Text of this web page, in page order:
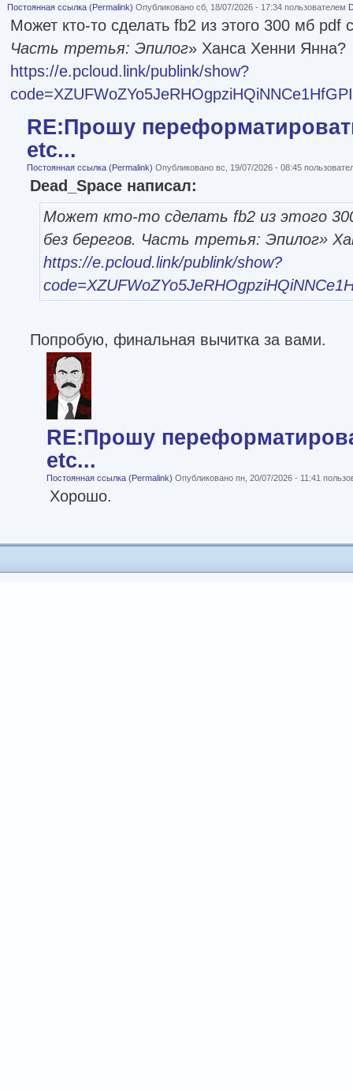
Постоянная ссылка (Permalink) Опубликовано сб, 18/07/2026 - 17:34 пользователем
Может кто-то сделать fb2 из этого 300 мб pdf
Часть третья: Эпилог» Ханса Хенни Янна?
https://e.pcloud.link/publink/show?
RE:Прошу
etc...
Постоянная ссылка (Permalink) Опубликовано вс, 19/07/2026 - 08:45
Dead_Space написал:
Может кто-то сделать fb2 из этого
без берегов. Часть третья: Эпилог»
https://e.pcloud.link/publink/show?
Попробую, финальная вычитка за вами.
RE:Прошу
etc...
Постоянная ссылка (Permalink) Опубликовано пн, 20/07/2026 - 11:41
Хорошо.